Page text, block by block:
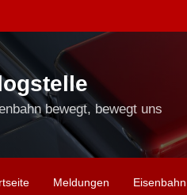
bewegt, bewegt uns
Meldungen Eisenbahn